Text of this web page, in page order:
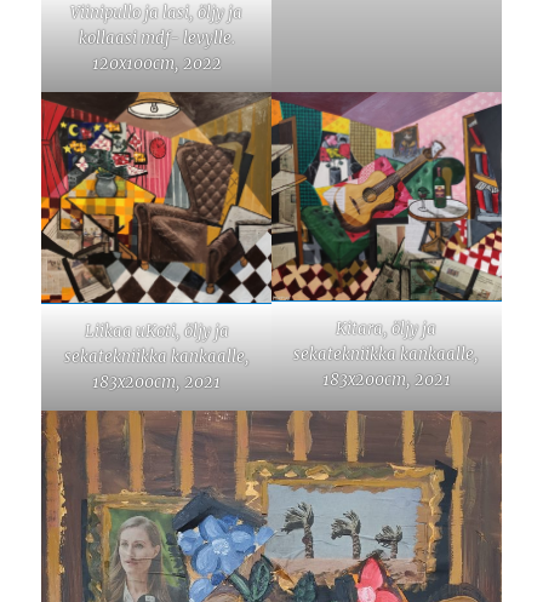
Viinipullo ja lasi, öljy ja
kollaasi mdf- levylle.
120x100cm, 2022
Liikaa uKoti, öljy ja
sekatekniikka kankaalle,
183x200cm, 2021
Kitara, öljy ja
sekatekniikka kankaalle,
183x200cm, 2021